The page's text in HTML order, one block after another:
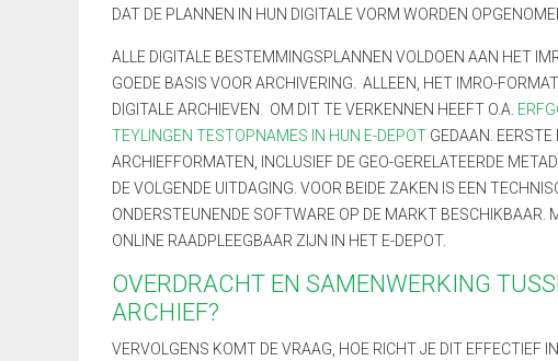
DAT DE PLANNEN IN HUN DIGITALE VORM WORDEN
ALLE DIGITALE BESTEMMINGSPLANNEN VOLDOEN AAN HET
GOEDE BASIS VOOR ARCHIVERING. ALLEEN, HET IMRO-
DIGITALE ARCHIEVEN. OM DIT TE VERKENNEN HEEFT O.A.
TEYLINGEN TESTOPNAMES IN HUN E-DEPOT GEDAAN.
ARCHIEFFORMATEN, INCLUSIEF DE GEO-GERELATEERDE
DE VOLGENDE UITDAGING. VOOR BEIDE ZAKEN IS EEN
ONDERSTEUNENDE SOFTWARE OP DE MARKT BESCHIKBAAR.
ONLINE RAADPLEEGBAAR ZIJN IN HET E-DEPOT.
OVERDRACHT EN SAMENWERKING
ARCHIEF?
VERVOLGENS KOMT DE VRAAG, HOE RICHT JE DIT EFFECTIEF